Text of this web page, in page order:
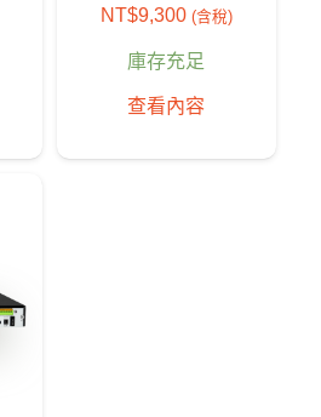
NT$9,300 (含稅)
庫存充足
查看內容